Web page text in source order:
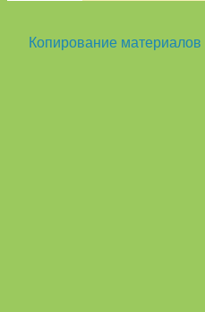
Копирование